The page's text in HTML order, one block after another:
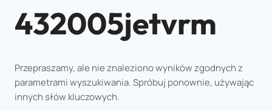
432005jetvrm
Przepraszamy, ale nie znaleziono wyników zgodnych z
parametrami wyszukiwania. Spróbuj ponownie, używając
innych słów kluczowych.